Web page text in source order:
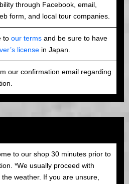
through Facebook, email,
form, and local tour companies.
to our terms and be sure to have
license in Japan.
our confirmation email regarding
to our shop 30 minutes prior to
*We usually proceed with
weather. If you are unsure,